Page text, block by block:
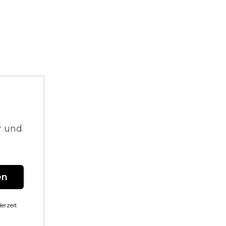
und